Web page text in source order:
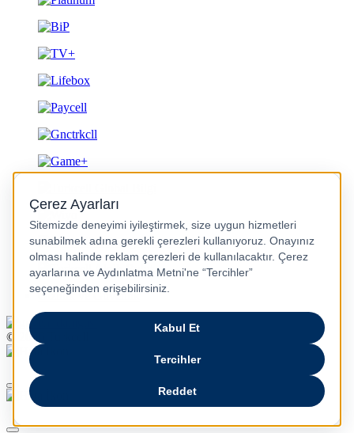
Gizlilik ve Güvenlik
© 2026 Turkcell